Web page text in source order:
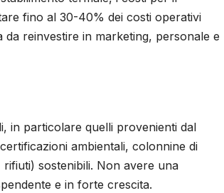
fino al 30-40% dei costi operativi
da reinvestire in marketing, personale e
in particolare quelli provenienti dal
ambientali, colonnine di
sostenibili. Non avere una
e in forte crescita.